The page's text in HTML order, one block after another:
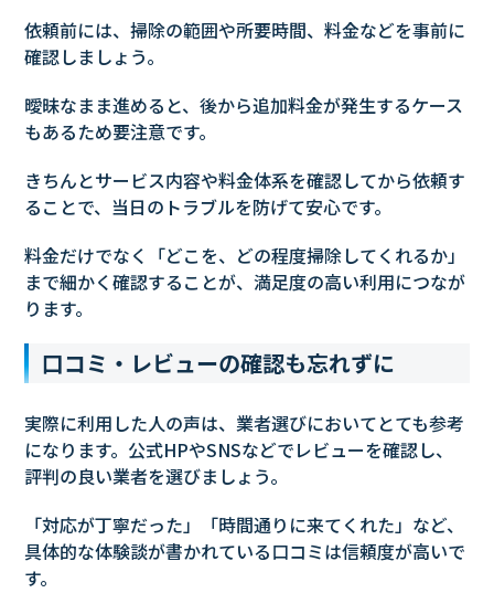
依頼前には、掃除の範囲や所要時間、料金などを事前に
確認しましょう。
曖昧なまま進めると、後から追加料金が発生するケース
もあるため要注意です。
きちんとサービス内容や料金体系を確認してから依頼す
ることで、当日のトラブルを防げて安心です。
料金だけでなく「どこを、どの程度掃除してくれるか」
まで細かく確認することが、満足度の高い利用につなが
ります。
口コミ・レビューの確認も忘れずに
実際に利用した人の声は、業者選びにおいてとても参考
になります。公式HPやSNSなどでレビューを確認し、
評判の良い業者を選びましょう。
「対応が丁寧だった」「時間通りに来てくれた」など、
具体的な体験談が書かれている口コミは信頼度が高いで
す。